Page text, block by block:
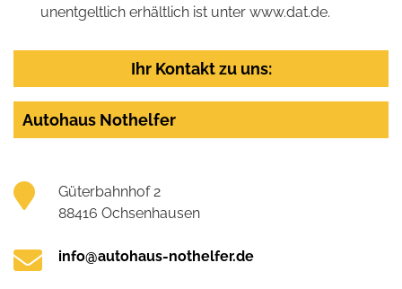
unentgeltlich erhältlich ist unter www.dat.de.
Ihr Kontakt zu uns:
Autohaus Nothelfer
Güterbahnhof 2
88416 Ochsenhausen
info@autohaus-nothelfer.de